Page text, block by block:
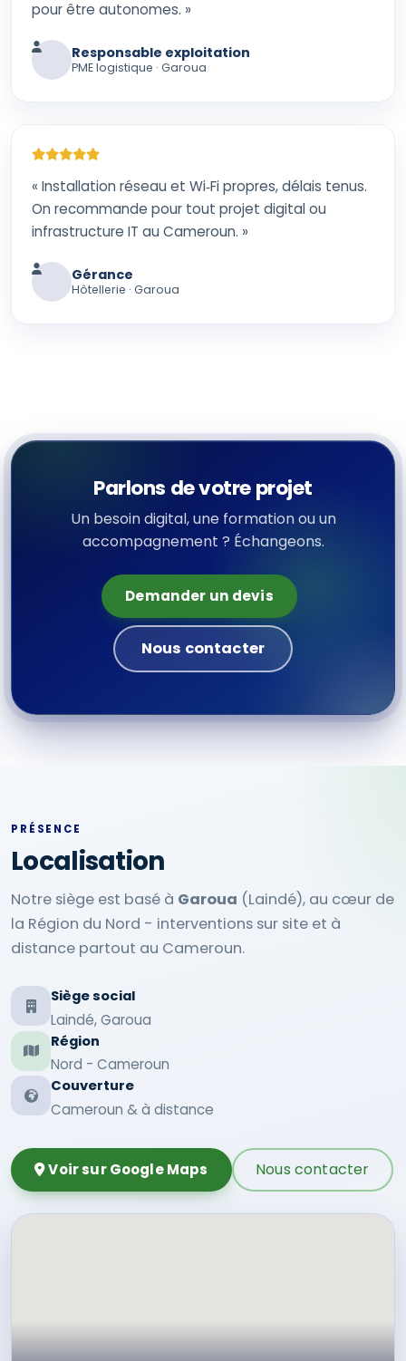
pour être autonomes. »
Responsable exploitation
PME logistique · Garoua
« Installation réseau et Wi‑Fi propres, délais tenus.
On recommande pour tout projet digital ou
infrastructure IT au Cameroun. »
Gérance
Hôtellerie · Garoua
Parlons de votre projet
Un besoin digital, une formation ou un
accompagnement ? Échangeons.
Demander un devis
Nous contacter
PRÉSENCE
Localisation
Notre siège est basé à Garoua (Laindé), au cœur de
la Région du Nord - interventions sur site et à
distance partout au Cameroun.
Siège social
Laindé, Garoua
Région
Nord - Cameroun
Couverture
Cameroun & à distance
Voir sur Google Maps Nous contacter